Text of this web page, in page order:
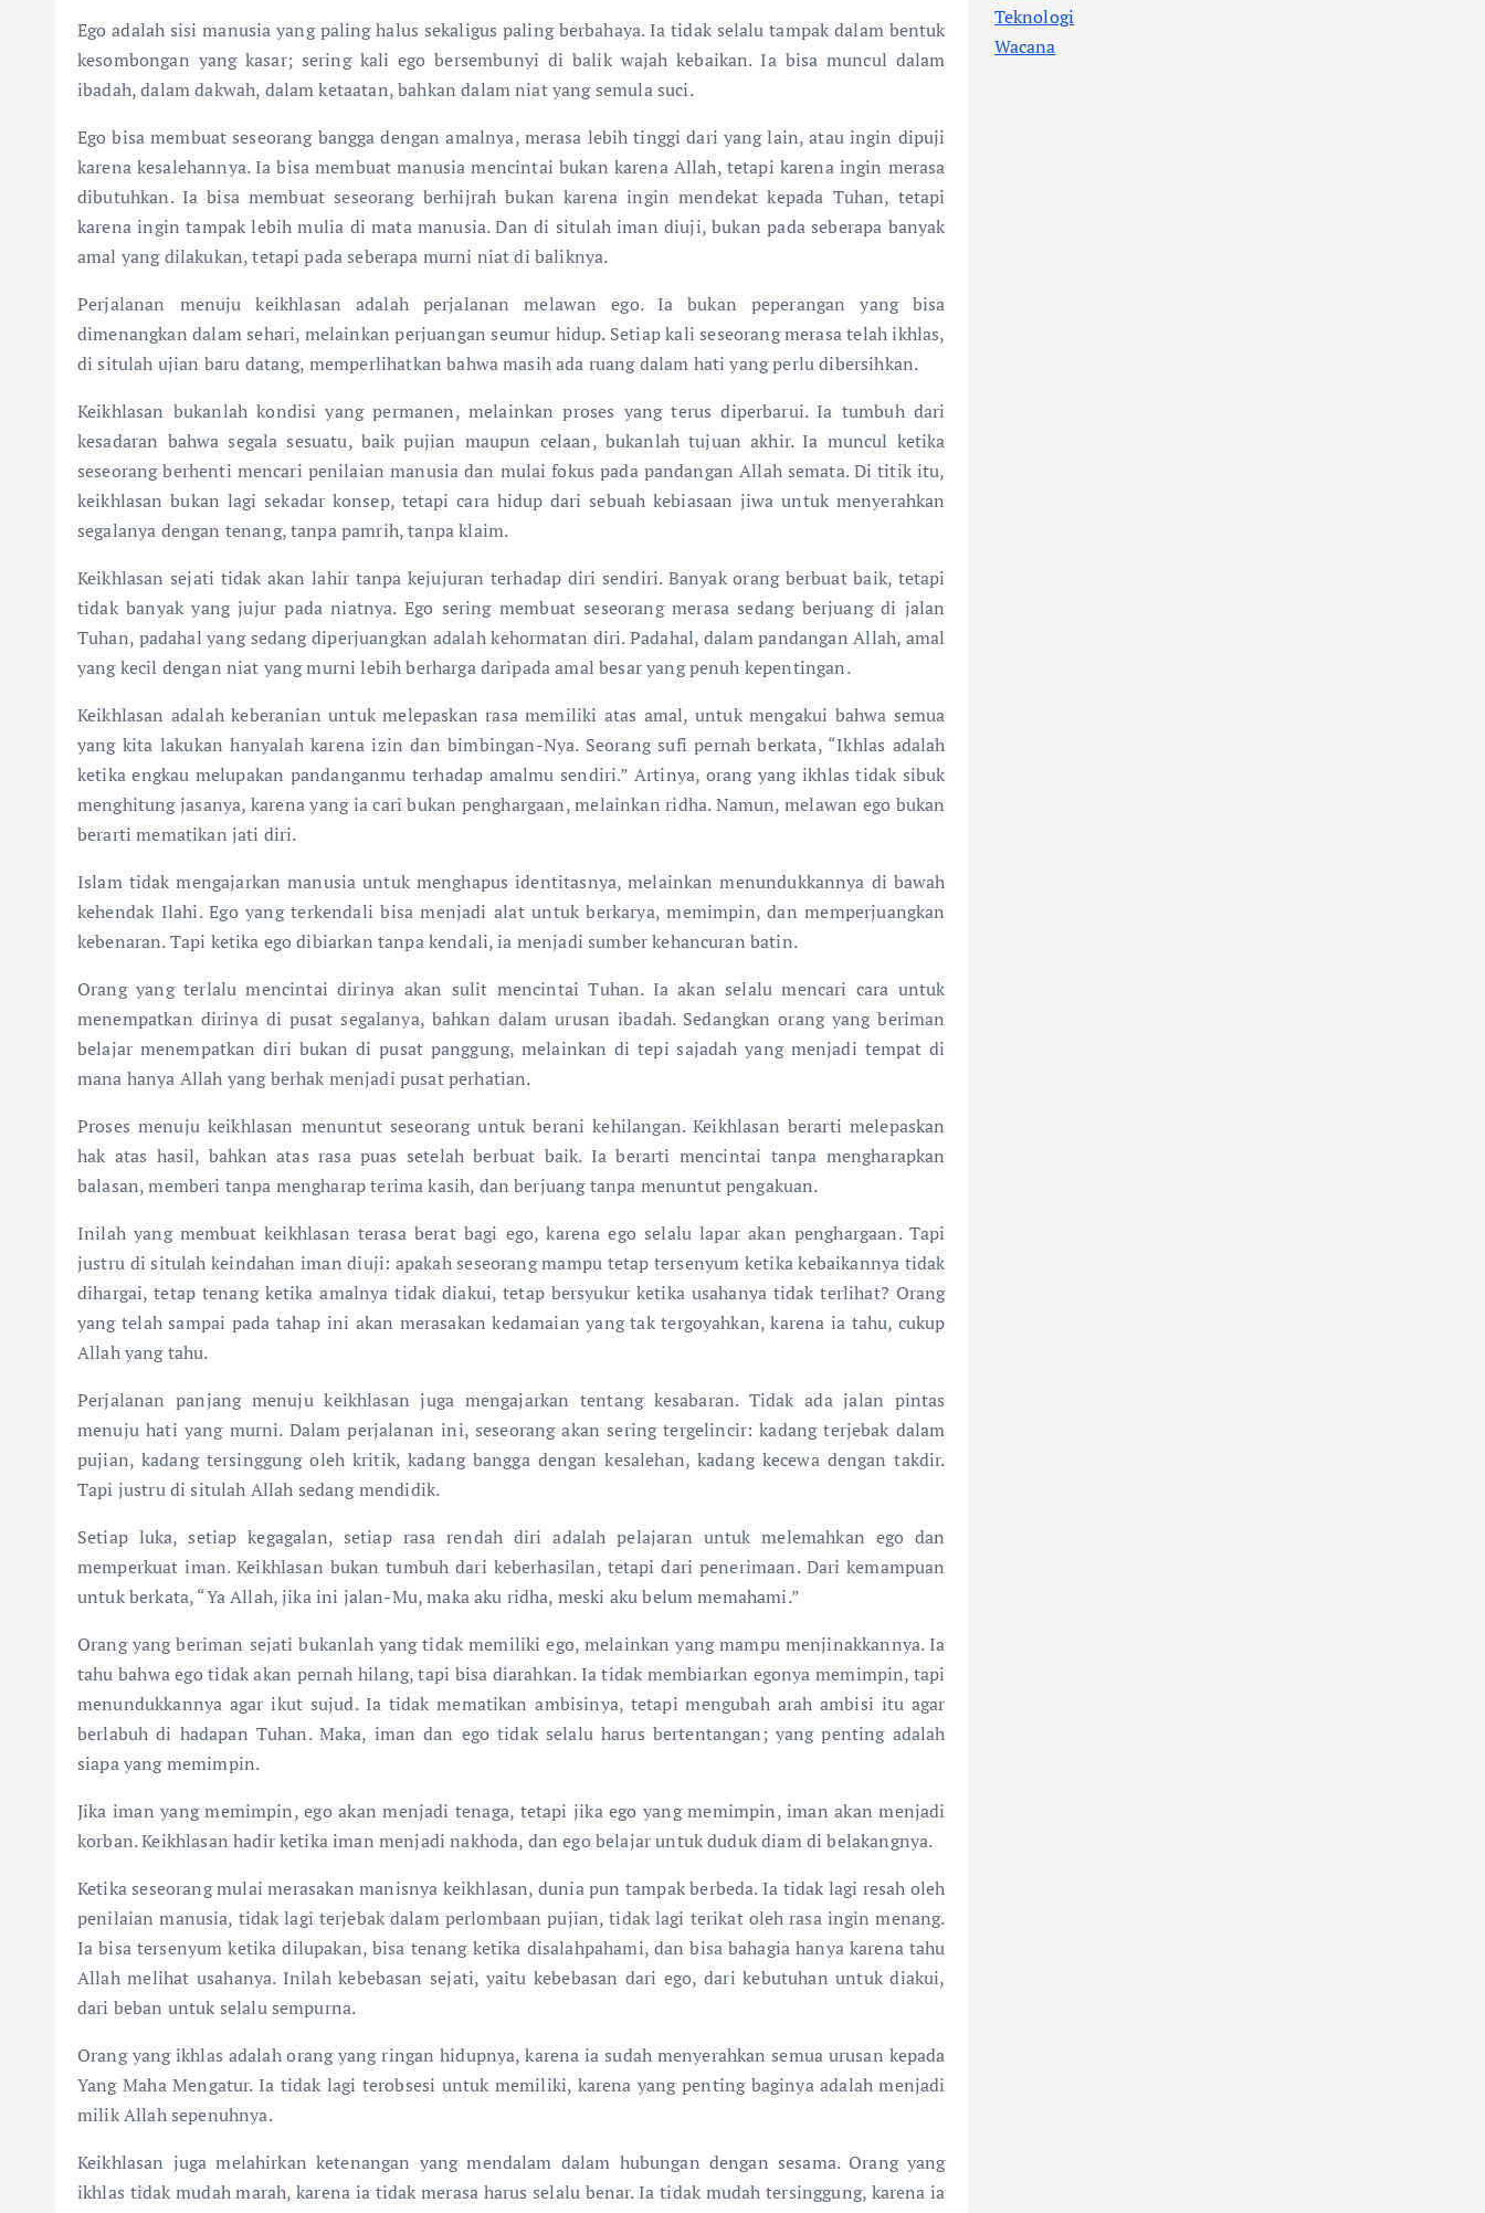
Ego adalah sisi manusia yang paling halus sekaligus paling berbahaya. Ia tidak selalu tampak dalam bentuk
kesombongan yang kasar; sering kali ego bersembunyi di balik wajah kebaikan. Ia bisa muncul dalam
ibadah, dalam dakwah, dalam ketaatan, bahkan dalam niat yang semula suci.
Ego bisa membuat seseorang bangga dengan amalnya, merasa lebih tinggi dari yang lain, atau ingin dipuji
karena kesalehannya. Ia bisa membuat manusia mencintai bukan karena Allah, tetapi karena ingin merasa
dibutuhkan. Ia bisa membuat seseorang berhijrah bukan karena ingin mendekat kepada Tuhan, tetapi
karena ingin tampak lebih mulia di mata manusia. Dan di situlah iman diuji, bukan pada seberapa banyak
amal yang dilakukan, tetapi pada seberapa murni niat di baliknya.
Perjalanan menuju keikhlasan adalah perjalanan melawan ego. Ia bukan peperangan yang bisa
dimenangkan dalam sehari, melainkan perjuangan seumur hidup. Setiap kali seseorang merasa telah ikhlas,
di situlah ujian baru datang, memperlihatkan bahwa masih ada ruang dalam hati yang perlu dibersihkan.
Keikhlasan bukanlah kondisi yang permanen, melainkan proses yang terus diperbarui. Ia tumbuh dari
kesadaran bahwa segala sesuatu, baik pujian maupun celaan, bukanlah tujuan akhir. Ia muncul ketika
seseorang berhenti mencari penilaian manusia dan mulai fokus pada pandangan Allah semata. Di titik itu,
keikhlasan bukan lagi sekadar konsep, tetapi cara hidup dari sebuah kebiasaan jiwa untuk menyerahkan
segalanya dengan tenang, tanpa pamrih, tanpa klaim.
Keikhlasan sejati tidak akan lahir tanpa kejujuran terhadap diri sendiri. Banyak orang berbuat baik, tetapi
tidak banyak yang jujur pada niatnya. Ego sering membuat seseorang merasa sedang berjuang di jalan
Tuhan, padahal yang sedang diperjuangkan adalah kehormatan diri. Padahal, dalam pandangan Allah, amal
yang kecil dengan niat yang murni lebih berharga daripada amal besar yang penuh kepentingan.
Keikhlasan adalah keberanian untuk melepaskan rasa memiliki atas amal, untuk mengakui bahwa semua
yang kita lakukan hanyalah karena izin dan bimbingan-Nya. Seorang sufi pernah berkata, “Ikhlas adalah
ketika engkau melupakan pandanganmu terhadap amalmu sendiri.” Artinya, orang yang ikhlas tidak sibuk
menghitung jasanya, karena yang ia cari bukan penghargaan, melainkan ridha. Namun, melawan ego bukan
berarti mematikan jati diri.
Islam tidak mengajarkan manusia untuk menghapus identitasnya, melainkan menundukkannya di bawah
kehendak Ilahi. Ego yang terkendali bisa menjadi alat untuk berkarya, memimpin, dan memperjuangkan
kebenaran. Tapi ketika ego dibiarkan tanpa kendali, ia menjadi sumber kehancuran batin.
Orang yang terlalu mencintai dirinya akan sulit mencintai Tuhan. Ia akan selalu mencari cara untuk
menempatkan dirinya di pusat segalanya, bahkan dalam urusan ibadah. Sedangkan orang yang beriman
belajar menempatkan diri bukan di pusat panggung, melainkan di tepi sajadah yang menjadi tempat di
mana hanya Allah yang berhak menjadi pusat perhatian.
Proses menuju keikhlasan menuntut seseorang untuk berani kehilangan. Keikhlasan berarti melepaskan
hak atas hasil, bahkan atas rasa puas setelah berbuat baik. Ia berarti mencintai tanpa mengharapkan
balasan, memberi tanpa mengharap terima kasih, dan berjuang tanpa menuntut pengakuan.
Inilah yang membuat keikhlasan terasa berat bagi ego, karena ego selalu lapar akan penghargaan. Tapi
justru di situlah keindahan iman diuji: apakah seseorang mampu tetap tersenyum ketika kebaikannya tidak
dihargai, tetap tenang ketika amalnya tidak diakui, tetap bersyukur ketika usahanya tidak terlihat? Orang
yang telah sampai pada tahap ini akan merasakan kedamaian yang tak tergoyahkan, karena ia tahu, cukup
Allah yang tahu.
Perjalanan panjang menuju keikhlasan juga mengajarkan tentang kesabaran. Tidak ada jalan pintas
menuju hati yang murni. Dalam perjalanan ini, seseorang akan sering tergelincir: kadang terjebak dalam
pujian, kadang tersinggung oleh kritik, kadang bangga dengan kesalehan, kadang kecewa dengan takdir.
Tapi justru di situlah Allah sedang mendidik.
Setiap luka, setiap kegagalan, setiap rasa rendah diri adalah pelajaran untuk melemahkan ego dan
memperkuat iman. Keikhlasan bukan tumbuh dari keberhasilan, tetapi dari penerimaan. Dari kemampuan
untuk berkata, “Ya Allah, jika ini jalan-Mu, maka aku ridha, meski aku belum memahami.”
Orang yang beriman sejati bukanlah yang tidak memiliki ego, melainkan yang mampu menjinakkannya. Ia
tahu bahwa ego tidak akan pernah hilang, tapi bisa diarahkan. Ia tidak membiarkan egonya memimpin, tapi
menundukkannya agar ikut sujud. Ia tidak mematikan ambisinya, tetapi mengubah arah ambisi itu agar
berlabuh di hadapan Tuhan. Maka, iman dan ego tidak selalu harus bertentangan; yang penting adalah
siapa yang memimpin.
Jika iman yang memimpin, ego akan menjadi tenaga, tetapi jika ego yang memimpin, iman akan menjadi
korban. Keikhlasan hadir ketika iman menjadi nakhoda, dan ego belajar untuk duduk diam di belakangnya.
Ketika seseorang mulai merasakan manisnya keikhlasan, dunia pun tampak berbeda. Ia tidak lagi resah oleh
penilaian manusia, tidak lagi terjebak dalam perlombaan pujian, tidak lagi terikat oleh rasa ingin menang.
Ia bisa tersenyum ketika dilupakan, bisa tenang ketika disalahpahami, dan bisa bahagia hanya karena tahu
Allah melihat usahanya. Inilah kebebasan sejati, yaitu kebebasan dari ego, dari kebutuhan untuk diakui,
dari beban untuk selalu sempurna.
Orang yang ikhlas adalah orang yang ringan hidupnya, karena ia sudah menyerahkan semua urusan kepada
Yang Maha Mengatur. Ia tidak lagi terobsesi untuk memiliki, karena yang penting baginya adalah menjadi
milik Allah sepenuhnya.
Keikhlasan juga melahirkan ketenangan yang mendalam dalam hubungan dengan sesama. Orang yang
ikhlas tidak mudah marah, karena ia tidak merasa harus selalu benar. Ia tidak mudah tersinggung, karena ia
Teknologi
Wacana